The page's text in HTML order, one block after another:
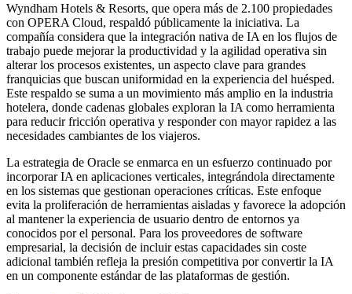
Wyndham Hotels & Resorts, que opera más de 2.100 propiedades
con OPERA Cloud, respaldó públicamente la iniciativa. La
compañía considera que la integración nativa de IA en los flujos de
trabajo puede mejorar la productividad y la agilidad operativa sin
alterar los procesos existentes, un aspecto clave para grandes
franquicias que buscan uniformidad en la experiencia del huésped.
Este respaldo se suma a un movimiento más amplio en la industria
hotelera, donde cadenas globales exploran la IA como herramienta
para reducir fricción operativa y responder con mayor rapidez a las
necesidades cambiantes de los viajeros.
La estrategia de Oracle se enmarca en un esfuerzo continuado por
incorporar IA en aplicaciones verticales, integrándola directamente
en los sistemas que gestionan operaciones críticas. Este enfoque
evita la proliferación de herramientas aisladas y favorece la adopción
al mantener la experiencia de usuario dentro de entornos ya
conocidos por el personal. Para los proveedores de software
empresarial, la decisión de incluir estas capacidades sin coste
adicional también refleja la presión competitiva por convertir la IA
en un componente estándar de las plataformas de gestión.